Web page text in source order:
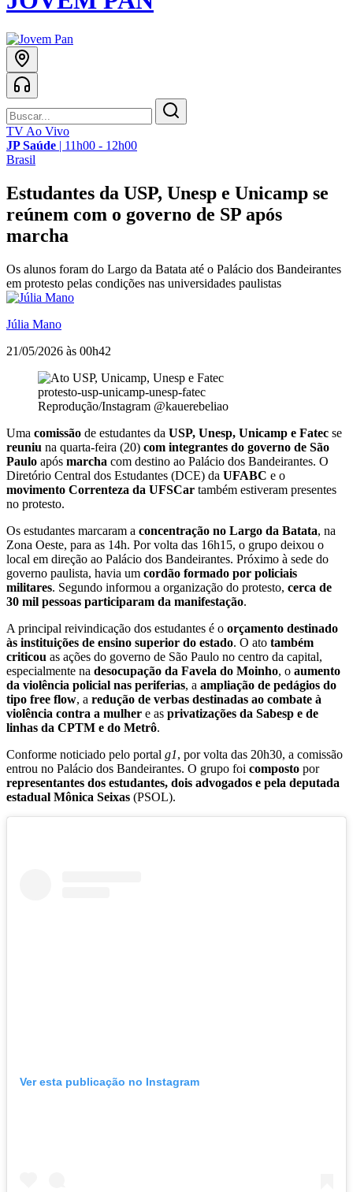
TV Ao Vivo
JP Saúde | 11h00 - 12h00
Brasil
Estudantes da USP, Unesp e Unicamp se
reúnem com o governo de SP após
marcha
Os alunos foram do Largo da Batata até o Palácio dos Bandeirantes
em protesto pelas condições nas universidades paulistas
Júlia Mano
21/05/2026 às 00h42
protesto-usp-unicamp-unesp-fatec
Reprodução/Instagram @kauerebeliao
Uma comissão de estudantes da USP, Unesp, Unicamp e Fatec se
reuniu na quarta-feira (20) com integrantes do governo de São
Paulo após marcha com destino ao Palácio dos Bandeirantes. O
Diretório Central dos Estudantes (DCE) da UFABC e o
movimento Correnteza da UFSCar também estiveram presentes
no protesto.
Os estudantes marcaram a concentração no Largo da Batata, na
Zona Oeste, para as 14h. Por volta das 16h15, o grupo deixou o
local em direção ao Palácio dos Bandeirantes. Próximo à sede do
governo paulista, havia um cordão formado por policiais
militares. Segundo informou a organização do protesto, cerca de
30 mil pessoas participaram da manifestação.
A principal reivindicação dos estudantes é o orçamento destinado
às instituições de ensino superior do estado. O ato também
criticou as ações do governo de São Paulo no centro da capital,
especialmente na desocupação da Favela do Moinho, o aumento
da violência policial nas periferias, a ampliação de pedágios do
tipo free flow, a redução de verbas destinadas ao combate à
violência contra a mulher e as privatizações da Sabesp e de
linhas da CPTM e do Metrô.
Conforme noticiado pelo portal g1, por volta das 20h30, a comissão
entrou no Palácio dos Bandeirantes. O grupo foi composto por
representantes dos estudantes, dois advogados e pela deputada
estadual Mônica Seixas (PSOL).
Ver esta publicação no Instagram